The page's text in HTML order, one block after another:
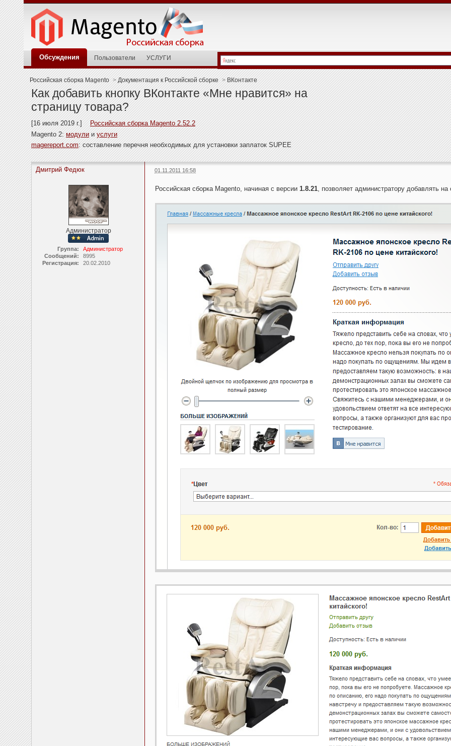
Обсуждения Пользователи УСЛУГИ
Российская сборка Magento > Документация к Российской сборке > ВКонтакте
Как добавить кнопку ВКонтакте «Мне нравится» на
страницу товара?
[16 июля 2019 г.]
Российская сборка Magento 2.52.2
Magento 2: модули и услуги
magereport.com: составление перечня необходимых для установки заплаток SUPEE
Дмитрий Федюк
Администратор
Группа:
Администратор
Сообщений:
8995
Регистрация:
20.02.2010
01.11.2011 16:58
Российская сборка Magento, начиная с версии 1.8.21, позволяет администратору добавлять